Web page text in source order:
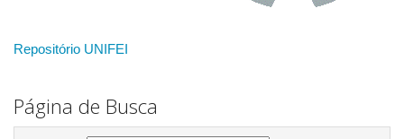
Repositório UNIFEI
Página de Busca